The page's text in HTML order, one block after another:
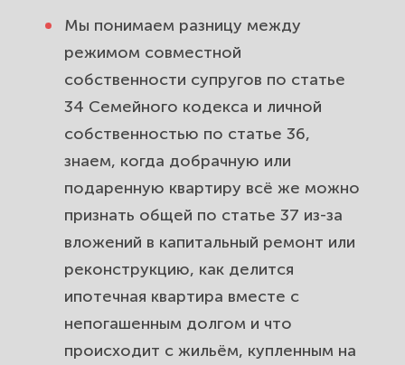
Выкуп доли бывшего супруга и
преимущественное право покупки
при разделе.
Частые вопросы о разделе
квартиры при разводе и почему их
доверяют «Высшей инстанции».
Мы понимаем разницу между
режимом совместной
собственности супругов по статье
34 Семейного кодекса и личной
собственностью по статье 36,
знаем, когда добрачную или
подаренную квартиру всё же можно
признать общей по статье 37 из-за
вложений в капитальный ремонт или
реконструкцию, как делится
ипотечная квартира вместе с
непогашенным долгом и что
происходит с жильём, купленным на